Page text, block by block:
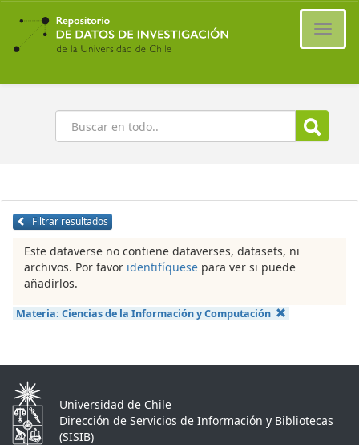
Ir
contenido
principal
Buscar
Filtrar resultados
Este dataverse no contiene dataverses, datasets, ni
archivos. Por favor identifíquese para ver si puede
añadirlos.
Materia: Ciencias de la Información y Computación
Universidad de Chile
Dirección de Servicios de Información y Bibliotecas
(SISIB)